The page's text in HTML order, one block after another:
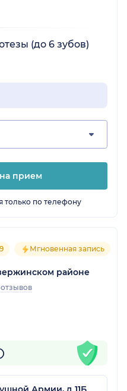
(до 6 зубов)
прием
только по телефону
Мгновенная запись
районе